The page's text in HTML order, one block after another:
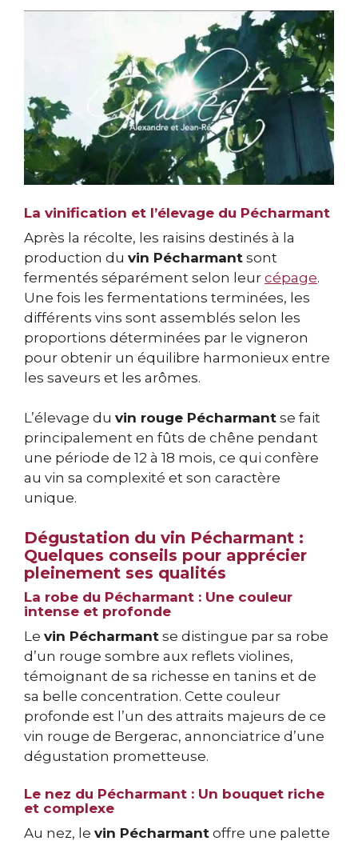
La vinification et l’élevage du Pécharmant
Après la récolte, les raisins destinés à la
production du vin Pécharmant sont
fermentés séparément selon leur cépage.
Une fois les fermentations terminées, les
différents vins sont assemblés selon les
proportions déterminées par le vigneron
pour obtenir un équilibre harmonieux entre
les saveurs et les arômes.
L’élevage du vin rouge Pécharmant se fait
principalement en fûts de chêne pendant
une période de 12 à 18 mois, ce qui confère
au vin sa complexité et son caractère
unique.
Dégustation du vin Pécharmant :
Quelques conseils pour apprécier
pleinement ses qualités
La robe du Pécharmant : Une couleur
intense et profonde
Le vin Pécharmant se distingue par sa robe
d’un rouge sombre aux reflets violines,
témoignant de sa richesse en tanins et de
sa belle concentration. Cette couleur
profonde est l’un des attraits majeurs de ce
vin rouge de Bergerac, annonciatrice d’une
dégustation prometteuse.
Le nez du Pécharmant : Un bouquet riche
et complexe
Au nez, le vin Pécharmant offre une palette